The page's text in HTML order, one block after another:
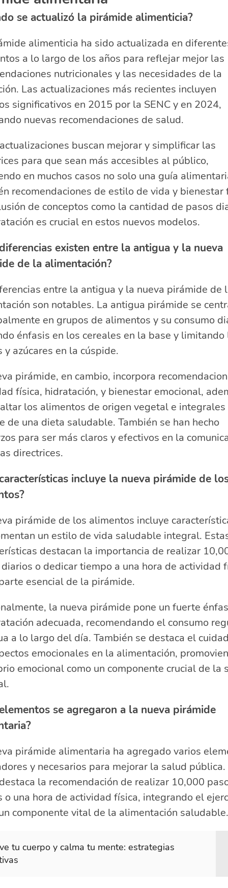
se actualizó la pirámide alimenticia?
alimenticia ha sido actualizada en
a lo largo de los años para reflejar mejor las
nutricionales y las necesidades de la
Las actualizaciones más recientes incluyen
significativos en 2015 por la SENC y en 2024,
nuevas recomendaciones de salud.
buscan mejorar y simplificar las
para que sean más accesibles al público,
en muchos casos no solo una guía
recomendaciones de estilo de vida y bienestar
de conceptos como la cantidad de pasos
es crucial en estos nuevos modelos.
existen entre la antigua y la nueva
de la alimentación?
entre la antigua y la nueva pirámide de
son notables. La antigua pirámide se
en grupos de alimentos y su consumo
énfasis en los cereales en la base y limitando
y azúcares en la cúspide.
pirámide, en cambio, incorpora
física, hidratación, y bienestar emocional,
los alimentos de origen vegetal e integrales
de una dieta saludable. También se han hecho
para ser más claros y efectivos en la
directrices.
incluye la nueva pirámide de
pirámide de los alimentos incluye
un estilo de vida saludable integral.
destacan la importancia de realizar
o dedicar tiempo a una hora de actividad
esencial de la pirámide.
la nueva pirámide pone un fuerte
adecuada, recomendando el consumo
a lo largo del día. También se destaca el
emocionales en la alimentación,
emocional como un componente crucial de la
se agregaron a la nueva pirámide
pirámide alimentaria ha agregado varios
y necesarios para mejorar la salud pública.
la recomendación de realizar 10,000
o una hora de actividad física, integrando el
componente vital de la alimentación saludable.
tu cuerpo y calma tu mente: estrategias